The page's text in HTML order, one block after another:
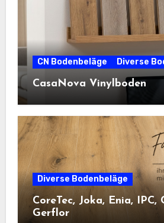
CN Bodenbeläge Diverse
CasaNova Vinylboden
Diverse Bodenbeläge
CoreTec, Joka, Enia, IPC,
Gerflor